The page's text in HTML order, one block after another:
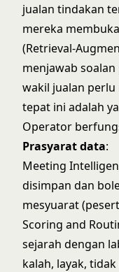
jualan tindakan
mereka
(Retrieval-
menjawab
wakil jualan perlu
tepat ini adalah
Operator
Prasyarat data:
Meeting
disimpan dan
mesyuarat
Scoring and
sejarah dengan
kalah, layak, tidak